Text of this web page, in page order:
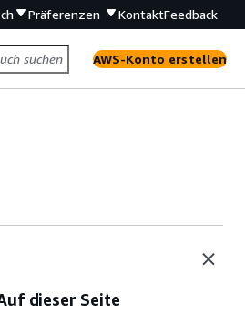
Präferenzen KontaktFeedback
AWS-Konto erstellen
dieser Seite